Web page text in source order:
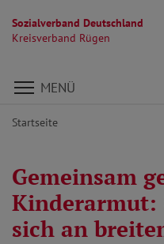
Sozialverband Deutschland
Kreisverband Rügen
Direkt zu den Inhalten
MENÜ
Startseite
Gemeinsam
Kinderarmut:
sich an